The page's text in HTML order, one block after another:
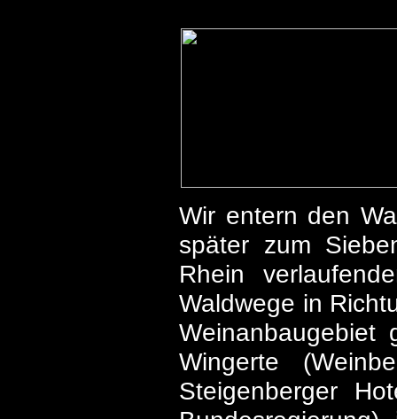
Wir entern den
später zum
Rhein
Waldwege in
Wingerte
Steigenberger